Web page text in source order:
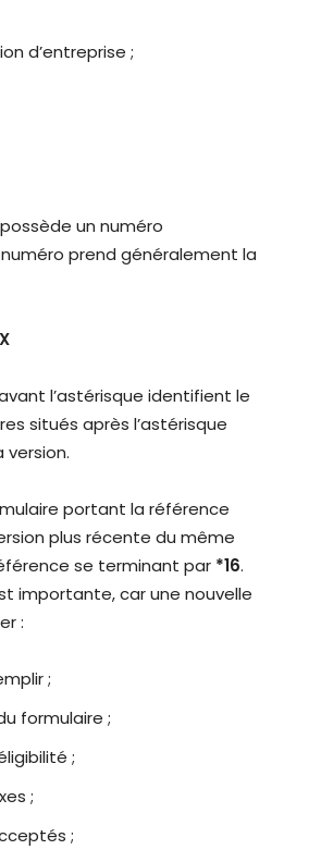
d’entreprise ;
un numéro
prend généralement la
l’astérisque identifient le
situés après l’astérisque
portant la référence
plus récente du même
se terminant par *16.
importante, car une nouvelle
:
;
formulaire ;
;
;
;